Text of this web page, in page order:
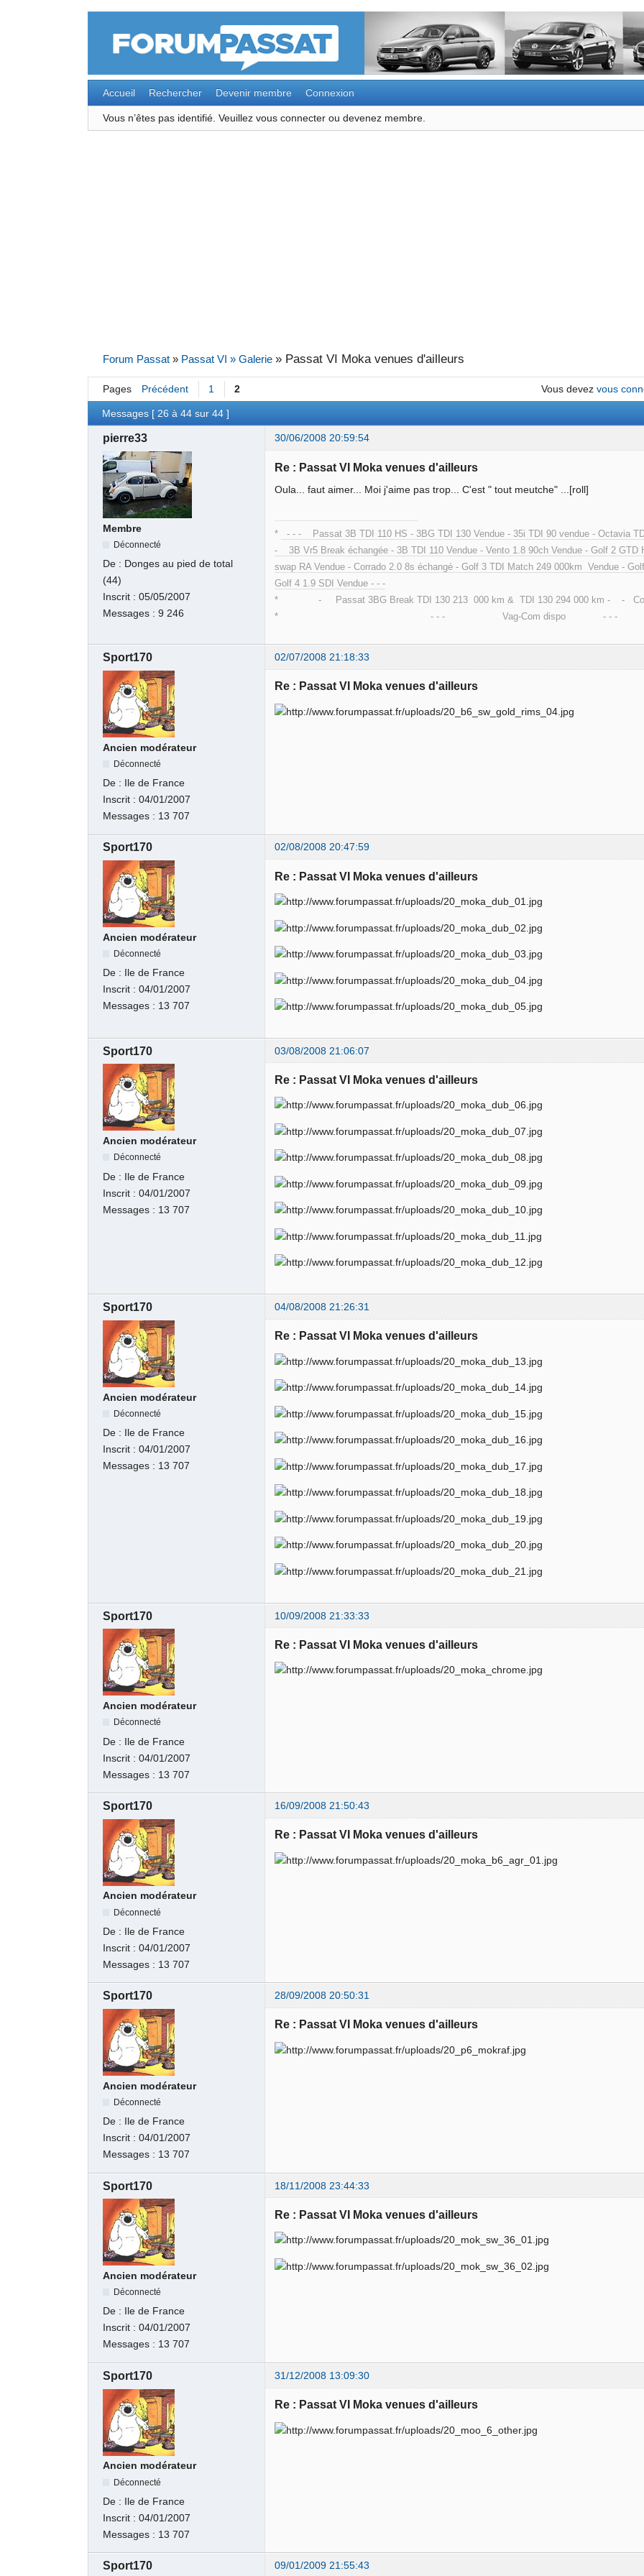
Accueil Rechercher Devenir membre Connexion
Vous n’êtes pas identifié. Veuillez vous connecter ou devenez membre.
Forum Passat » Passat VI » Galerie » Passat VI Moka venues d'ailleurs
Pages Précédent 1 2 Vous devez vous
Messages [ 26 à 44 sur 44 ]
pierre33 30/06/2008 20:59:54
Membre
Déconnecté
De : Donges au pied de total
(44)
Inscrit :05/05/2007
Messages :9 246
Re : Passat VI Moka venues d'ailleurs
Oula... faut aimer... Moi j'aime pas trop... C'est " tout meutche" ...[roll]
*
- - - Passat 3B TDI 110 HS - 3BG TDI 130 Vendue - 35i TDI 90 vendue -
- 3B Vr5 Break échangée - 3B TDI 110 Vendue - Vento 1.8 90ch Vendue -
swap RA Vendue - Corrado 2.0 8s échangé - Golf 3 TDI Match 249 000km Vendue -
Golf 4 1.9 SDI Vendue - - -
* - Passat 3BG Break TDI 130 213 000 km & TDI 130 294 000 km - -
* - - - Vag-Com dispo - - -
Sport170 02/07/2008 21:18:33
Ancien modérateur
Déconnecté
De :
Ile de France
Inscrit :04/01/2007
Messages : 13 707
Re : Passat VI Moka venues d'ailleurs
Sport170 02/08/2008 20:47:59
Ancien modérateur
Déconnecté
De :
Ile de France
Inscrit :04/01/2007
Messages : 13 707
Re : Passat VI Moka venues d'ailleurs
Sport170 03/08/2008 21:06:07
Ancien modérateur
Déconnecté
De : Ile de France
Inscrit :04/01/2007
Messages : 13 707
Re : Passat VI Moka venues d'ailleurs
Sport170 04/08/2008 21:26:31
Ancien modérateur
Déconnecté
De :
Ile de France
Inscrit :04/01/2007
Messages : 13 707
Re : Passat VI Moka venues d'ailleurs
Sport170 10/09/2008 21:33:33
Ancien modérateur
Déconnecté
De : Ile de France
Inscrit :04/01/2007
Messages : 13 707
Re : Passat VI Moka venues d'ailleurs
Sport170 16/09/2008 21:50:43
Ancien modérateur
Déconnecté
De :
Ile de France
Inscrit :04/01/2007
Messages : 13 707
Re : Passat VI Moka venues d'ailleurs
Sport170 28/09/2008 20:50:31
Ancien modérateur
Déconnecté
De :
Ile de France
Inscrit :04/01/2007
Messages : 13 707
Re : Passat VI Moka venues d'ailleurs
Sport170 18/11/2008 23:44:33
Ancien modérateur
Déconnecté
De :
Ile de France
Inscrit :04/01/2007
Messages : 13 707
Re : Passat VI Moka venues d'ailleurs
Sport170 31/12/2008 13:09:30
Ancien modérateur
Déconnecté
De :
Ile de France
Inscrit :04/01/2007
Messages : 13 707
Re : Passat VI Moka venues d'ailleurs
Sport170 09/01/2009 21:55:43